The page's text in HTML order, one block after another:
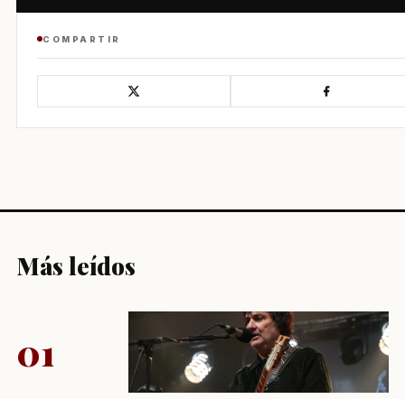
COMPARTIR
Más leídos
01